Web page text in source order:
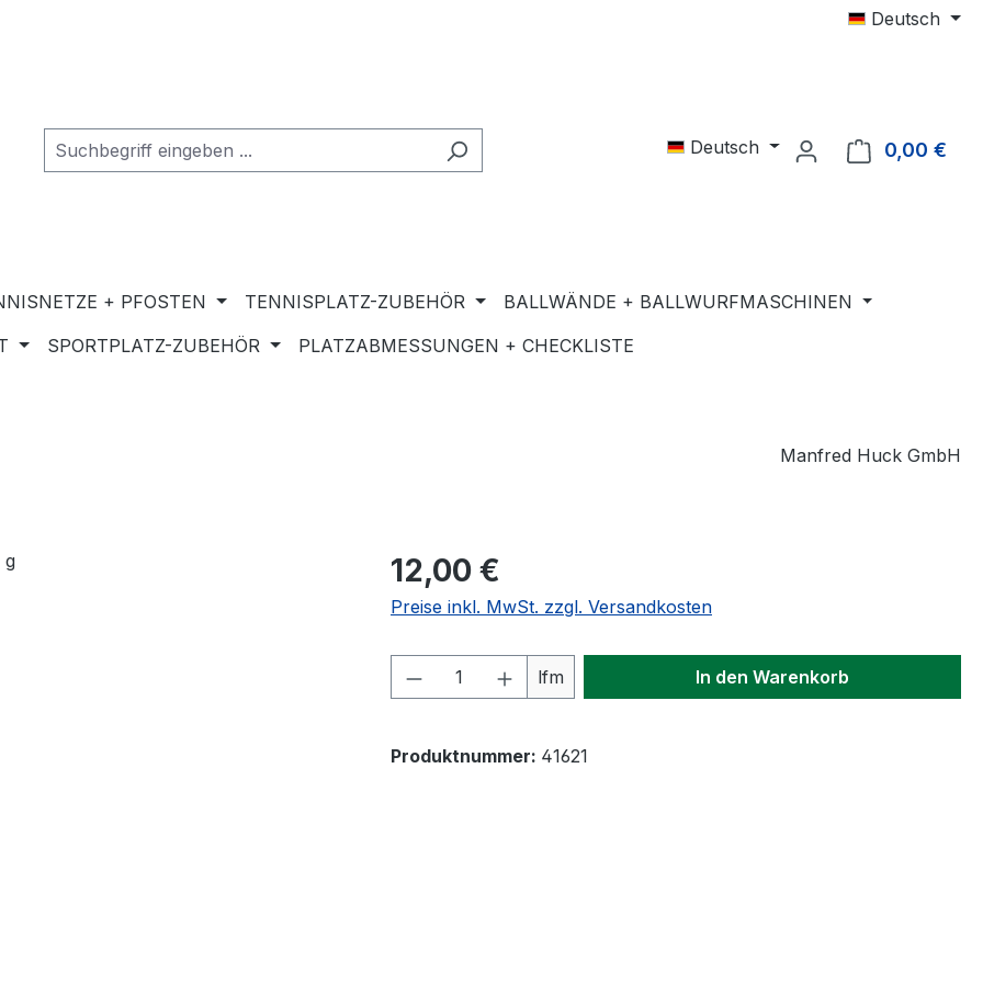
Deutsch
Deutsch 0,00 €
+ PFOSTEN TENNISPLATZ-ZUBEHÖR
BALLWÄNDE + BALLWURFMASCHINEN
SPORTPLATZ-ZUBEHÖR PLATZABMESSUNGEN + CHECKLISTE
Manfred Huck GmbH
Regulärer Preis:
12,00 €
Preise inkl. MwSt. zzgl. Versandkosten
Produkt Anzahl: Gib den gewünschten Wert
lfm In den Warenkorb
Produktnummer: 41621